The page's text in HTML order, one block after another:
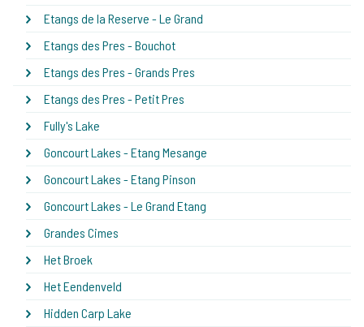
Etangs de la Reserve - Le Grand
Etangs des Pres - Bouchot
Etangs des Pres - Grands Pres
Etangs des Pres - Petit Pres
Fully's Lake
Goncourt Lakes - Etang Mesange
Goncourt Lakes - Etang Pinson
Goncourt Lakes - Le Grand Etang
Grandes Cimes
Het Broek
Het Eendenveld
Hidden Carp Lake